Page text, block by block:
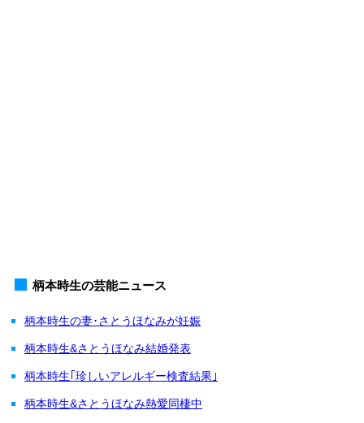
柄本時生の芸能ニュース
柄本時生の妻･さとうほなみが妊娠
柄本時生&さとうほなみ結婚発表
柄本時生｢珍しいアレルギー検査結果｣
柄本時生&さとうほなみ熱愛同棲中